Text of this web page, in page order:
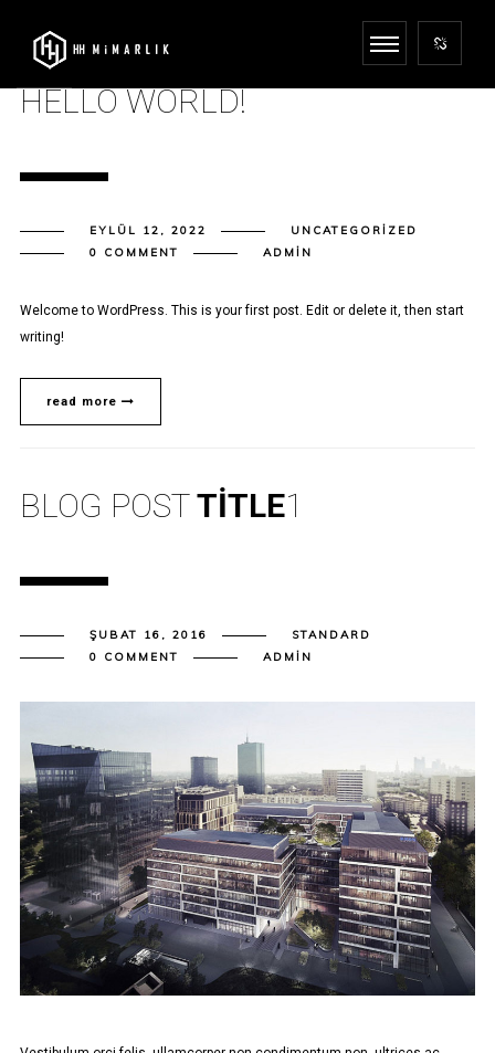
HELLO WORLD!
EYLÜL 12, 2022
UNCATEGORIZED
0 COMMENT
ADMIN
Welcome to WordPress. This is your first post. Edit or delete it, then start
writing!
read more
BLOG POSTTITLE1
ŞUBAT 16, 2016
STANDARD
0 COMMENT
ADMIN